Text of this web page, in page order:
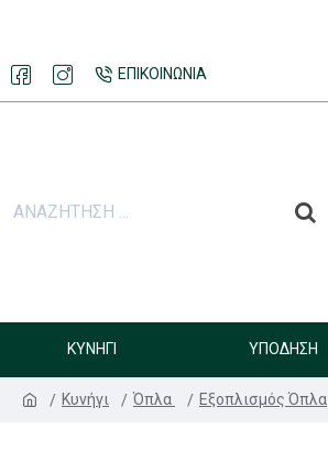
ΕΠΙΚΟΙΝΩΝΊΑ
ΚΥΝΉΓΙ ΥΠΌΔΗΣΗ
Κυνήγι Όπλα Εξοπλισμός Όπλα